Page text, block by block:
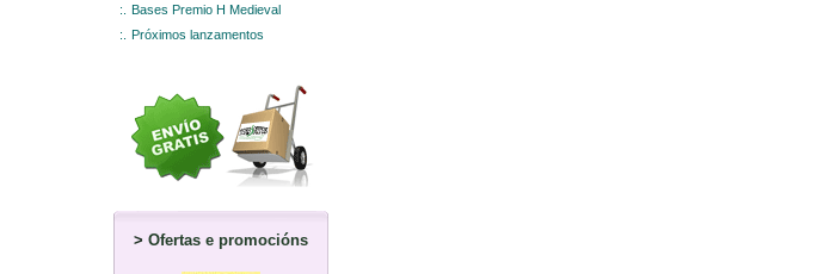
:.
Bases Premio H Medieval
:.
Próximos lanzamentos
> Ofertas e promocións